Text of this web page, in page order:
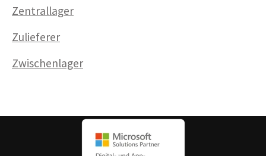
Zentrallager
Zulieferer
Zwischenlager